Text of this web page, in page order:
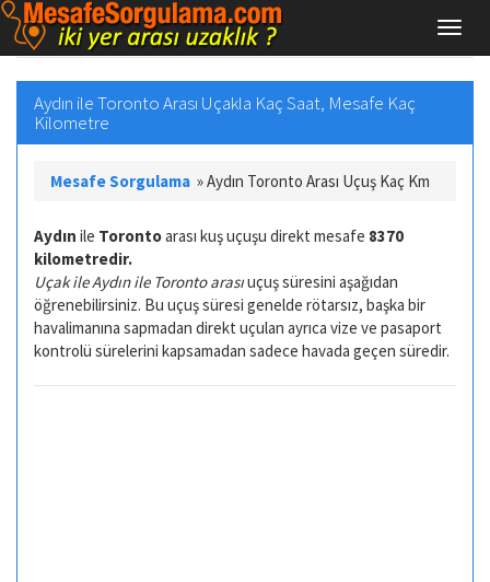
Aydın ile Toronto Arası Uçakla Kaç Saat, Mesafe Kaç
Kilometre
Mesafe Sorgulama »Aydın Toronto Arası Uçuş Kaç Km
Aydın ile Torontoarası kuş uçuşu direkt mesafe 8370
kilometredir.
Uçak ile Aydın ile Toronto arasıuçuş süresini aşağıdan
öğrenebilirsiniz. Bu uçuş süresi genelde rötarsız, başka bir
havalimanına sapmadan direkt uçulan ayrıca vize ve pasaport
kontrolü sürelerini kapsamadan sadece havada geçen süredir.